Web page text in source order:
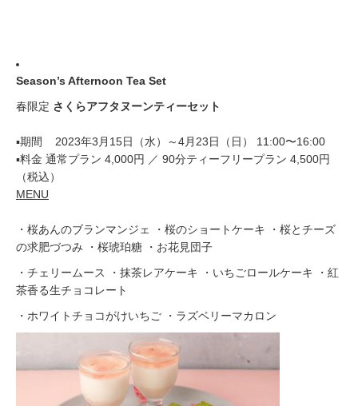
Season’s Afternoon Tea Set
春限定 さくらアフタヌーンティーセット
▪期間 2023年3月15日（水）～4月23日（日） 11:00〜16:00
▪料金 通常プラン 4,000円 ／ 90分ティーフリープラン 4,500円
（税込）
MENU
・桜あんのブランマンジェ ・桜のショートケーキ ・桜とチーズ
の求肥づつみ ・桜琥珀糖 ・お花見団子
・チェリームース ・抹茶レアケーキ ・いちごロールケーキ ・紅
茶香る生チョコレート
・ホワイトチョコがけいちご ・ラズベリーマカロン